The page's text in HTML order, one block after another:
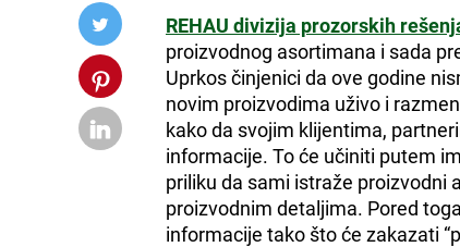
REHAU divizija prozorskih
proizvodnog asortimana i sada
Uprkos činjenici da ove godine
novim proizvodima uživo i
kako da svojim klijentima,
informacije. To će učiniti putem
priliku da sami istraže proizvodni
proizvodnim detaljima. Pored
informacije tako što će zakazati